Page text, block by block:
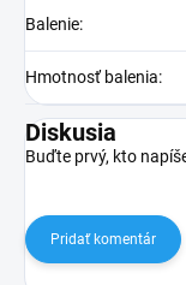
Balenie:
Hmotnosť balenia:
Diskusia
Buďte prvý, kto
Pridať komentár